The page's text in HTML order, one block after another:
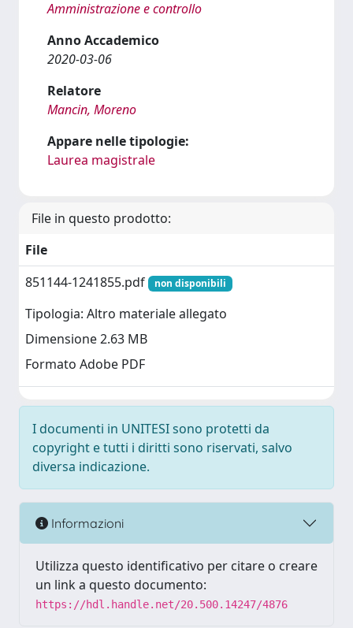
Amministrazione e controllo
Anno Accademico
2020-03-06
Relatore
Mancin, Moreno
Appare nelle tipologie:
Laurea magistrale
File in questo prodotto:
File
851144-1241855.pdf
non disponibili
Tipologia: Altro materiale allegato
Dimensione 2.63 MB
Formato Adobe PDF
I documenti in UNITESI sono protetti da
copyright e tutti i diritti sono riservati, salvo
diversa indicazione.
Informazioni
Utilizza questo identificativo per citare o creare
un link a questo documento:
https://hdl.handle.net/20.500.14247/4876